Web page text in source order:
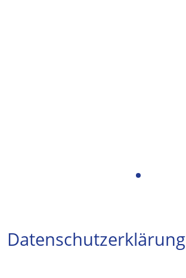
Datenschutzerklärung